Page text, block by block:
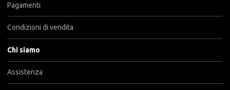
Pagamenti
Condizioni di vendita
Chi siamo
Assistenza